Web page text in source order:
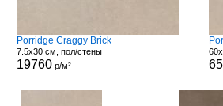
Porridge Craggy Brick
7.5x30 см, пол/стены
19760р/м²